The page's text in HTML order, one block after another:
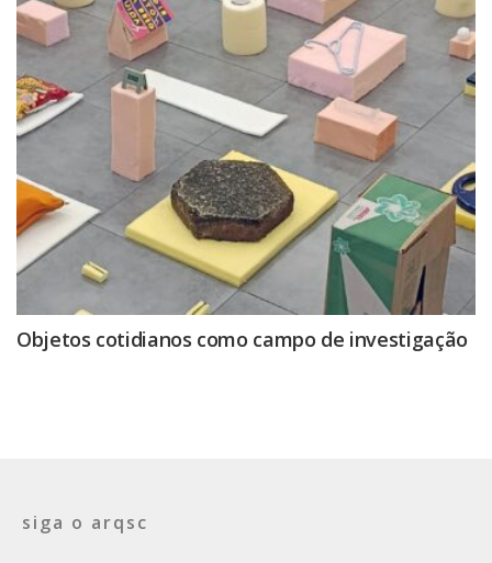
Objetos cotidianos como campo de investigação
siga o arqsc